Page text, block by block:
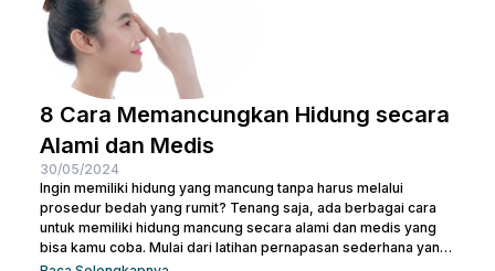
8 Cara Memancungkan Hidung secara
Alami dan Medis
30/05/2024
Ingin memiliki hidung yang mancung tanpa harus melalui
prosedur bedah yang rumit? Tenang saja, ada berbagai cara
untuk memiliki hidung mancung secara alami dan medis yang
bisa kamu coba. Mulai dari latihan pernapasan sederhana yang
bisa dilakukan di rumah hingga prosedur medis yang lebih